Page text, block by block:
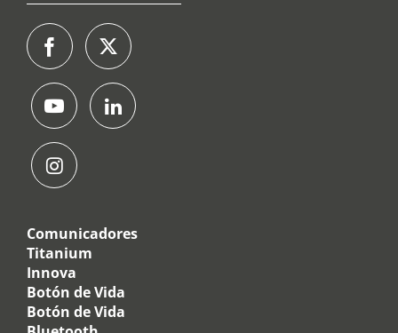
Comunicadores
Titanium
Innova
Botón de Vida
Botón de Vida